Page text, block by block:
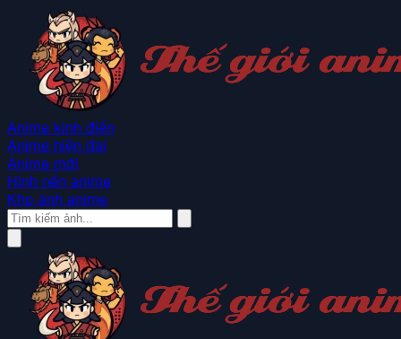
Anime kinh điển
Anime hiện đại
Anime mới
Hình nền anime
Kho ảnh anime